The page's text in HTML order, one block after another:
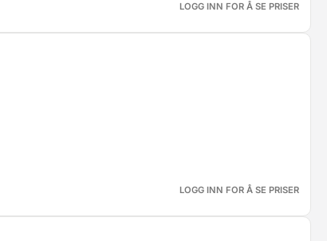
LOGG INN FOR Å SE PRISER
LOGG INN FOR Å SE PRISER